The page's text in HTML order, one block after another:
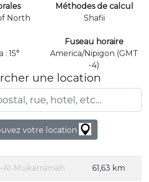
North
Méthodes de calcul
Shafii
: 15°
Fuseau horaire
America/Nipigon (GMT
-4)
une location
votre location
Al-Mukarramah 61,63 km